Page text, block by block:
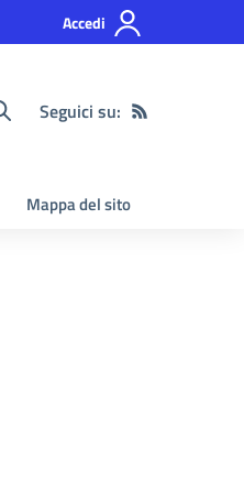
Accedi
Seguici su:
Mappa del sito